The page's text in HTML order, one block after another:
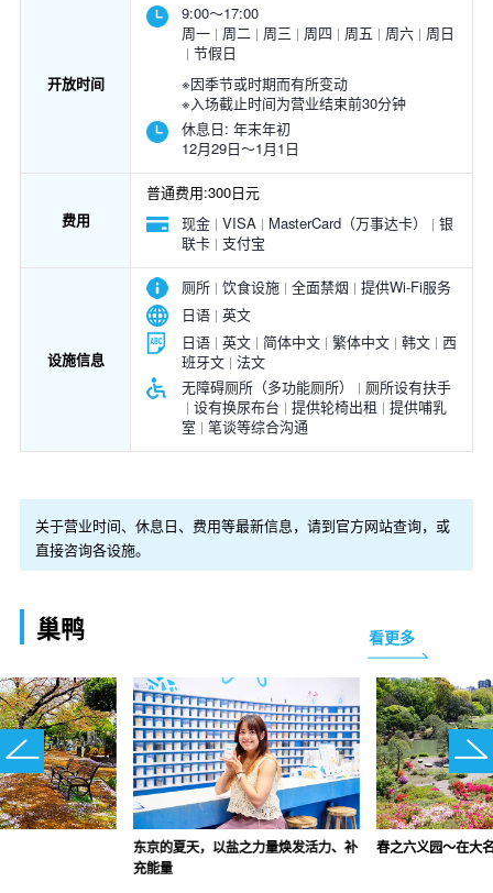
开放时间
9:00～17:00
周一
周二 周三 周四 周五 周六
周日
节假日
※因季节或时期而有所变动
※入场截止时间为营业结束前30分钟
休息日: 年末年初
12月29日～1月1日
费用
普通费用:300日元
现金 VISA MasterCard（万事达卡）
银
联卡
支付宝
设施信息
厕所 饮食设施 全面禁烟
提供Wi-Fi服务
日语 英文
日语 英文 简体中文 繁体中文 韩文 西
班牙文 法文
无障碍厕所（多功能厕所）
厕所设有扶手
设有换尿布台
提供轮椅出租
提供哺乳
室
笔谈等综合沟通
关于营业时间、休息日、费用等最新信息，请到官方网站查询，或
直接咨询各设施。
巢鸭 看更多
东京的夏天，以盐之力量焕发活力、补
充能量
春之六义园～在大